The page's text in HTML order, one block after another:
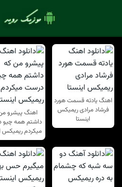
اهنگ یادته قسمت هورد
فرشاد مرادی ریمیکس
اینستا
اهنگ پیشرو
داشتم همه
میکردم ریمیکس